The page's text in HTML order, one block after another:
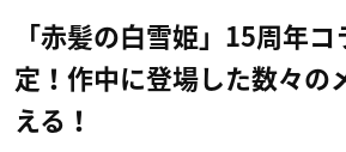
「赤髪の白雪姫」15周年
定！作中に登場した数々の
える！